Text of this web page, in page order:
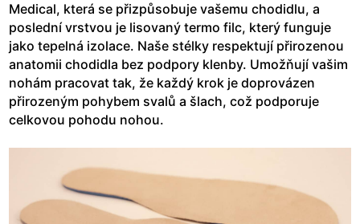
Medical, která se přizpůsobuje vašemu chodidlu, a
poslední vrstvou je lisovaný termo filc, který funguje
jako tepelná izolace. Naše stélky respektují přirozenou
anatomii chodidla bez podpory klenby. Umožňují vašim
nohám pracovat tak, že každý krok je doprovázen
přirozeným pohybem svalů a šlach, což podporuje
celkovou pohodu nohou.